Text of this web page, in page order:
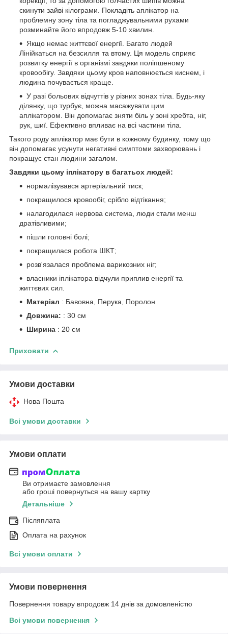
скинути зайві кілограми. Покладіть аплікатор на
проблемну зону тіла та погладжувальними рухами
розминайте його впродовж 5-10 хвилин.
Якщо немає життєвої енергії. Багато людей
Лінійкаться на безсилля та втому. Ця модель сприяє
розвитку енергії в організмі завдяки поліпшеному
кровообігу. Завдяки цьому кров наповнюється киснем, і
людина почувається краще.
У разі больових відчуттів у різних зонах тіла. Будь-яку
ділянку, що турбує, можна масажувати цим
аплікатором. Він допомагає зняти біль у зоні хребта, ніг,
рук, шиї. Ефективно впливає на всі частини тіла.
Такого роду аплікатор має бути в кожному будинку, тому що
він допомагає усунути негативні симптоми захворювань і
покращує стан людини загалом.
Завдяки цьому іплікатору в багатьох людей:
нормалізувався артеріальний тиск;
покращилося кровообіг, срібло відтікання;
налагодилася нервова система, люди стали менш
дратівливими;
пішли головні болі;
покращилася робота ШКТ;
розв'язалася проблема варикозних ніг;
власники іплікатора відчули приплив енергії та
життєвих сил.
Матеріал : Бавовна, Перука, Поролон
Довжина: : 30 см
Ширина : 20 см
Приховати
Умови доставки
Нова Пошта
Всі умови доставки
Умови оплати
Ви отримаєте замовлення
або гроші повернуться на вашу картку
Детальніше
Післяплата
Оплата на рахунок
Всі умови оплати
Умови повернення
Повернення товару впродовж 14 днів за домовленістю
Всі умови повернення